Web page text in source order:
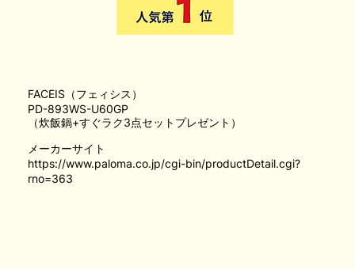
メーカーサイト
https://www.paloma.co.jp/cgi-bin/productDetail.cgi?
rno=363
FACEIS（フェィシス）
PD-893WS-U60GP
（炊飯鍋+すぐラク3点セットプレゼント）